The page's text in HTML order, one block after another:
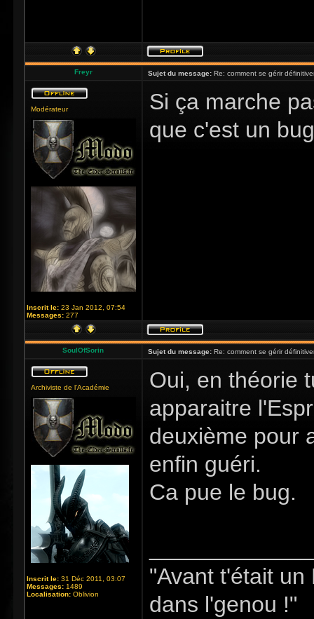
Freyr Sujet du message: Re: comment se gérir
Modérateur
Inscrit le: 23 Jan 2012, 07:54
Messages: 277
Si ça marche
que c'est un
SoulOfSorin Sujet du message: Re: comment se gérir
Archiviste de l'Académie
Inscrit le: 31 Déc 2011, 03:07
Messages: 1489
Localisation: Oblivion
Oui, en théorie
apparaitre
deuxième pour
enfin guéri.
Ca pue le bug.
"Avant t'était
dans l'genou !"